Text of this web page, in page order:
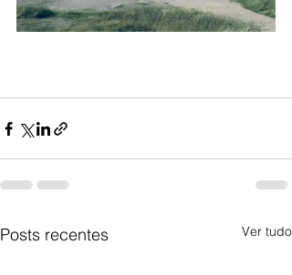
Posts recentes Ver tudo